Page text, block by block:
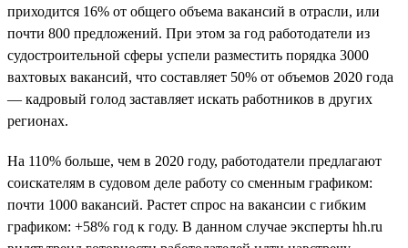
приходится 16% от общего объема вакансий в отрасли, или
почти 800 предложений. При этом за год работодатели из
судостроительной сферы успели разместить порядка 3000
вахтовых вакансий, что составляет 50% от объемов 2020 года
— кадровый голод заставляет искать работников в других
регионах.
На 110% больше, чем в 2020 году, работодатели предлагают
соискателям в судовом деле работу со сменным графиком:
почти 1000 вакансий. Растет спрос на вакансии с гибким
графиком: +58% год к году. В данном случае эксперты hh.ru